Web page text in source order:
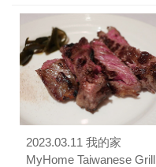
2023.03.11 我的家
MyHome Taiwanese Grill